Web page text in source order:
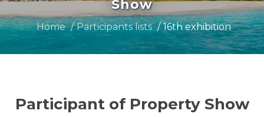
Show
Home Participants lists 16th exhibition
Participant of Property Show